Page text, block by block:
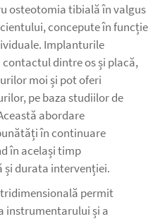
osteotomia tibială în valgus
concepute în funcție
Implanturile
dintre os și placă,
moi și pot oferi
pe baza studiilor de
abordare
în continuare
în același timp
durata intervenției.
permit
instrumentarului și a